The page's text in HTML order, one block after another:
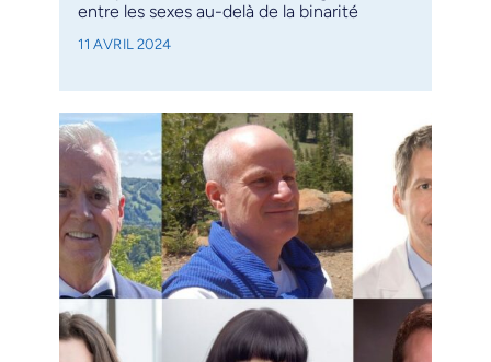
entre les sexes au-delà de la binarité
11 AVRIL 2024